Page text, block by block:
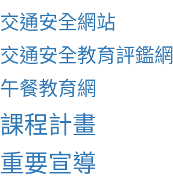
交通安全網站
交通安全教育評鑑網
午餐教育網
課程計畫
重要宣導